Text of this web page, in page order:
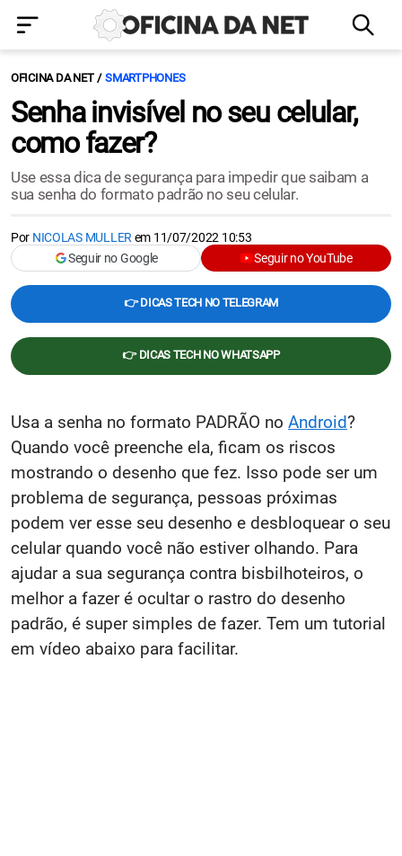
OFICINA DA NET SMARTPHONES
Senha invisível no seu celular,
como fazer?
Use essa dica de segurança para impedir que saibam a
sua senha do formato padrão no seu celular.
Por NICOLAS MULLER em 11/07/2022 10:53
Seguir no Google
Seguir no YouTube
👉 DICAS TECH NO TELEGRAM
👉 DICAS TECH NO WHATSAPP
Usa a senha no formato PADRÃO no Android?
Quando você preenche ela, ficam os riscos
mostrando o desenho que fez. Isso pode ser um
problema de segurança, pessoas próximas
podem ver esse seu desenho e desbloquear o seu
celular quando você não estiver olhando. Para
ajudar a sua segurança contra bisbilhoteiros, o
melhor a fazer é ocultar o rastro do desenho
padrão, é super simples de fazer. Tem um tutorial
em vídeo abaixo para facilitar.